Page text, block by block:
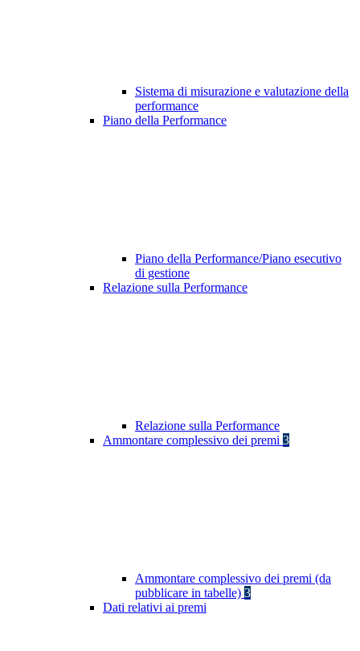
Sistema di misurazione e valutazione della
performance
Piano della Performance
Piano della Performance/Piano esecutivo
di gestione
Relazione sulla Performance
Relazione sulla Performance
Ammontare complessivo dei premi 3
Ammontare complessivo dei premi (da
pubblicare in tabelle) 3
Dati relativi ai premi